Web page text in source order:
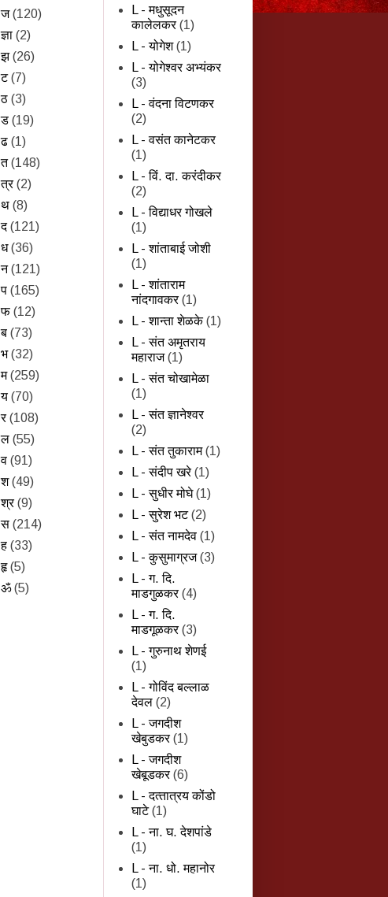
ज (120)
ज्ञा (2)
झ (26)
ट (7)
ठ (3)
ड (19)
ढ (1)
त (148)
त्र (2)
थ (8)
द (121)
ध (36)
न (121)
प (165)
फ (12)
ब (73)
भ (32)
म (259)
य (70)
र (108)
ल (55)
व (91)
श (49)
श्र (9)
स (214)
ह (33)
हृ (5)
ॐ (5)
L - मधुसूदन
कालेलकर (1)
L - योगेश (1)
L - योगेश्वर अभ्यंकर
(3)
L - वंदना विटणकर
(2)
L - वसंत कानेटकर
(1)
L - विं. दा. करंदीकर
(2)
L - विद्याधर गोखले
(1)
L - शांताबाई जोशी
(1)
L - शांताराम
नांदगावकर (1)
L - शान्‍ता शेळके (1)
L - संत अमृतराय
महाराज (1)
L - संत चोखामेळा
(1)
L - संत ज्ञानेश्वर
(2)
L - संत तुकाराम (1)
L - संदीप खरे (1)
L - सुधीर मोघे (1)
L - सुरेश भट (2)
L - संत नामदेव (1)
L - कुसुमाग्रज (3)
L - ग. दि.
माडगुळकर (4)
L - ग. दि.
माडगूळकर (3)
L - गुरुनाथ शेणई
(1)
L - गोविंद बल्लाळ
देवल (2)
L - जगदीश
खेबुडकर (1)
L - जगदीश
खेबूडकर (6)
L - दत्‍तात्रय कोंडो
घाटे (1)
L - ना. घ. देशपांडे
(1)
L - ना. धो. महानोर
(1)